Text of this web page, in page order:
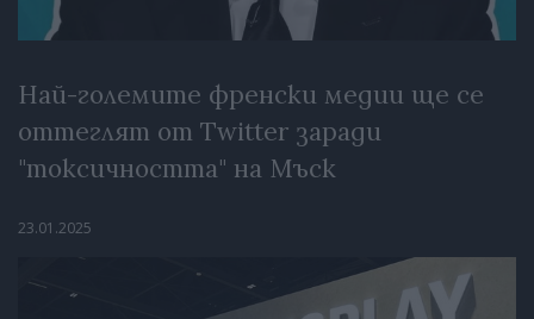
Най-големите френски медии ще се
оттеглят от Twitter заради
"токсичността" на Мъск
23.01.2025